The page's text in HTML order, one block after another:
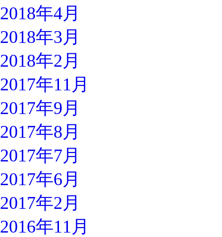
2018年4月
2018年3月
2018年2月
2017年11月
2017年9月
2017年8月
2017年7月
2017年6月
2017年2月
2016年11月